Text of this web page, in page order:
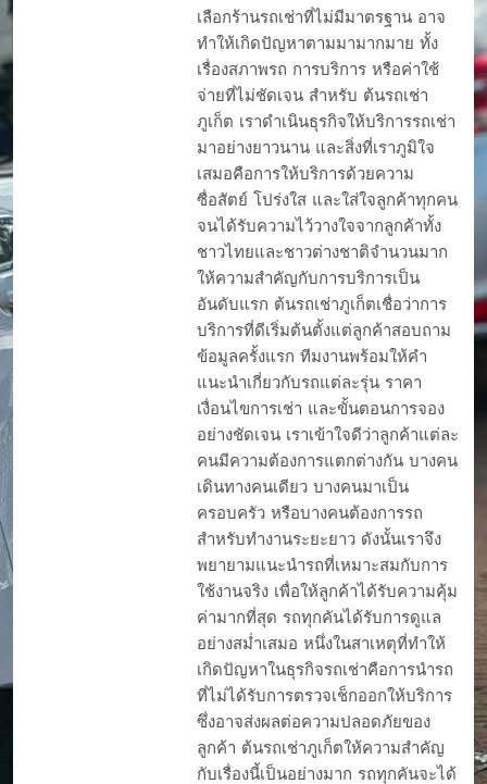
เลือกร้านรถเช่าที่ไม่มีมาตรฐาน อาจ
ทำให้เกิดปัญหาตามมามากมาย ทั้ง
เรื่องสภาพรถ การบริการ หรือค่าใช้
จ่ายที่ไม่ชัดเจน สำหรับ ต้นรถเช่า
ภูเก็ต เราดำเนินธุรกิจให้บริการรถเช่า
มาอย่างยาวนาน และสิ่งที่เราภูมิใจ
เสมอคือการให้บริการด้วยความ
ซื่อสัตย์ โปร่งใส และใส่ใจลูกค้าทุกคน
จนได้รับความไว้วางใจจากลูกค้าทั้ง
ชาวไทยและชาวต่างชาติจำนวนมาก
ให้ความสำคัญกับการบริการเป็น
อันดับแรก ต้นรถเช่าภูเก็ตเชื่อว่าการ
บริการที่ดีเริ่มต้นตั้งแต่ลูกค้าสอบถาม
ข้อมูลครั้งแรก ทีมงานพร้อมให้คำ
แนะนำเกี่ยวกับรถแต่ละรุ่น ราคา
เงื่อนไขการเช่า และขั้นตอนการจอง
อย่างชัดเจน เราเข้าใจดีว่าลูกค้าแต่ละ
คนมีความต้องการแตกต่างกัน บางคน
เดินทางคนเดียว บางคนมาเป็น
ครอบครัว หรือบางคนต้องการรถ
สำหรับทำงานระยะยาว ดังนั้นเราจึง
พยายามแนะนำรถที่เหมาะสมกับการ
ใช้งานจริง เพื่อให้ลูกค้าได้รับความคุ้ม
ค่ามากที่สุด รถทุกคันได้รับการดูแล
อย่างสม่ำเสมอ หนึ่งในสาเหตุที่ทำให้
เกิดปัญหาในธุรกิจรถเช่าคือการนำรถ
ที่ไม่ได้รับการตรวจเช็กออกให้บริการ
ซึ่งอาจส่งผลต่อความปลอดภัยของ
ลูกค้า ต้นรถเช่าภูเก็ตให้ความสำคัญ
กับเรื่องนี้เป็นอย่างมาก รถทุกคันจะได้